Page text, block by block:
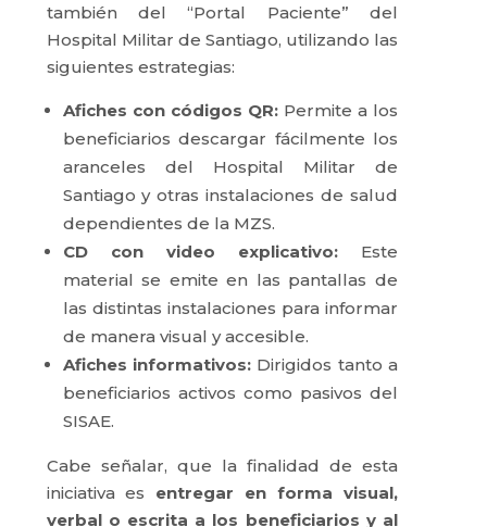
también del “Portal Paciente” del
Hospital Militar de Santiago, utilizando las
siguientes estrategias:
Afiches con códigos QR:Permite a los
beneficiarios descargar fácilmente los
aranceles del Hospital Militar de
Santiago y otras instalaciones de salud
dependientes de la MZS.
CD con video explicativo:Este
material se emite en las pantallas de
las distintas instalaciones para informar
de manera visual y accesible.
Afiches informativos:Dirigidos tanto a
beneficiarios activos como pasivos del
SISAE.
Cabe señalar, que la finalidad de esta
iniciativa es entregar en forma visual,
verbal o escrita a los beneficiarios y al